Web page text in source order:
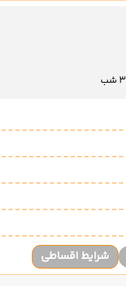
3 شب
شرایط اقساطی